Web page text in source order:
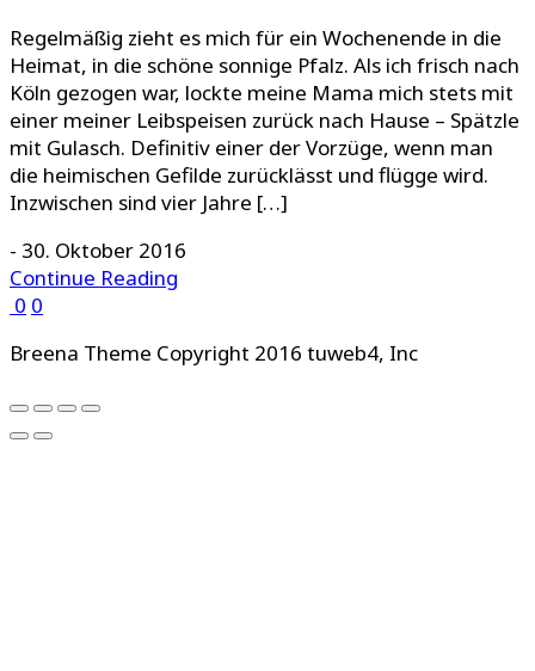
Regelmäßig zieht es mich für ein Wochenende in die
Heimat, in die schöne sonnige Pfalz. Als ich frisch nach
Köln gezogen war, lockte meine Mama mich stets mit
einer meiner Leibspeisen zurück nach Hause – Spätzle
mit Gulasch. Definitiv einer der Vorzüge, wenn man
die heimischen Gefilde zurücklässt und flügge wird.
Inzwischen sind vier Jahre […]
- 30. Oktober 2016
Continue Reading
0 0
Breena Theme Copyright 2016 tuweb4, Inc